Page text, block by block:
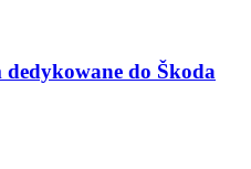
do Škoda